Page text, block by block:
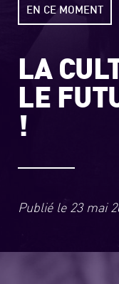
EN CE MOMENT
LA
LE
!
Publié le 23 mai